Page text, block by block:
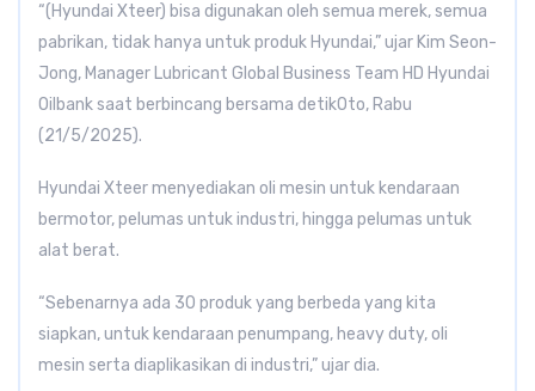
“(Hyundai Xteer) bisa digunakan oleh semua merek, semua
pabrikan, tidak hanya untuk produk Hyundai,” ujar Kim Seon-
Jong, Manager Lubricant Global Business Team HD Hyundai
Oilbank saat berbincang bersama detikOto, Rabu
(21/5/2025).
Hyundai Xteer menyediakan oli mesin untuk kendaraan
bermotor, pelumas untuk industri, hingga pelumas untuk
alat berat.
“Sebenarnya ada 30 produk yang berbeda yang kita
siapkan, untuk kendaraan penumpang, heavy duty, oli
mesin serta diaplikasikan di industri,” ujar dia.